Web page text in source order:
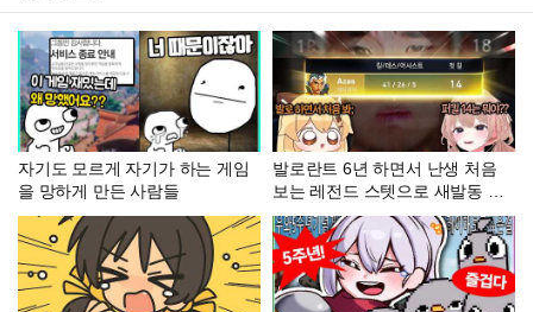
자기도 모르게 자기가 하는 게임
을 망하게 만든 사람들
발로란트 6년 하면서 난생 처음
보는 레전드 스텟으로 새발동 캐
리했더니ㅋㅋㅋㅋㅋㅋ